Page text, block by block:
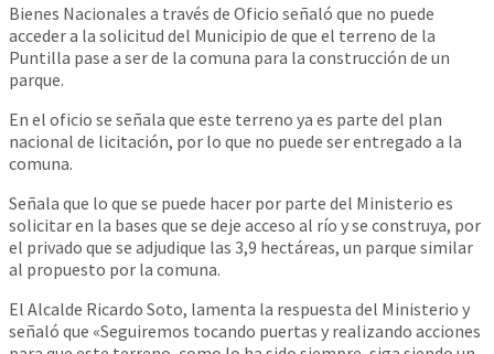
Bienes Nacionales a través de Oficio señaló que no puede
acceder a la solicitud del Municipio de que el terreno de la
Puntilla pase a ser de la comuna para la construcción de un
parque.
En el oficio se señala que este terreno ya es parte del plan
nacional de licitación, por lo que no puede ser entregado a la
comuna.
Señala que lo que se puede hacer por parte del Ministerio es
solicitar en la bases que se deje acceso al río y se construya, por
el privado que se adjudique las 3,9 hectáreas, un parque similar
al propuesto por la comuna.
El Alcalde Ricardo Soto, lamenta la respuesta del Ministerio y
señaló que «Seguiremos tocando puertas y realizando acciones